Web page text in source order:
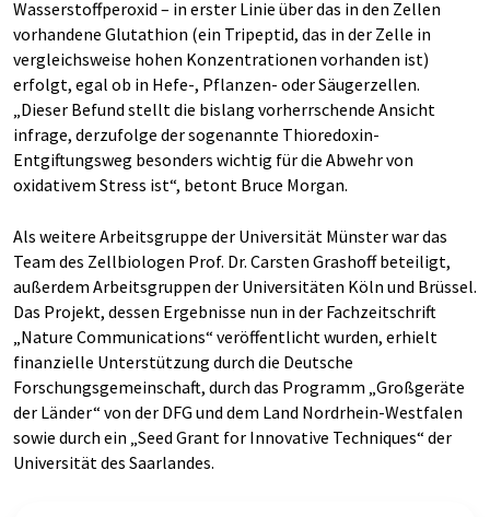
Wasserstoffperoxid – in erster Linie über das in den Zellen
vorhandene Glutathion (ein Tripeptid, das in der Zelle in
vergleichsweise hohen Konzentrationen vorhanden ist)
erfolgt, egal ob in Hefe-, Pflanzen- oder Säugerzellen.
„Dieser Befund stellt die bislang vorherrschende Ansicht
infrage, derzufolge der sogenannte Thioredoxin-
Entgiftungsweg besonders wichtig für die Abwehr von
oxidativem Stress ist“, betont Bruce Morgan.
Als weitere Arbeitsgruppe der Universität Münster war das
Team des Zellbiologen Prof. Dr. Carsten Grashoff beteiligt,
außerdem Arbeitsgruppen der Universitäten Köln und Brüssel.
Das Projekt, dessen Ergebnisse nun in der Fachzeitschrift
„Nature Communications“ veröffentlicht wurden, erhielt
finanzielle Unterstützung durch die Deutsche
Forschungsgemeinschaft, durch das Programm „Großgeräte
der Länder“ von der DFG und dem Land Nordrhein-Westfalen
sowie durch ein „Seed Grant for Innovative Techniques“ der
Universität des Saarlandes.